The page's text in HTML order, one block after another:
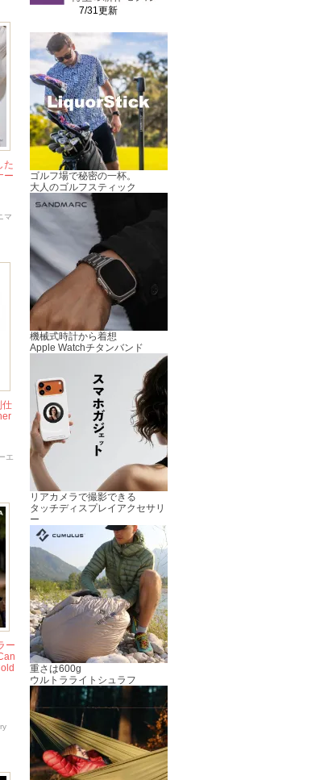
た
ー
マ
仕
エ
ー
7/31更新
ゴルフ場で秘密の一杯。
大人のゴルフスティック
機械式時計から着想
Apple Watchチタンバンド
リアカメラで撮影できる
タッチディスプレイアクセサリ
ー
重さは600g
ウルトラライトシュラフ